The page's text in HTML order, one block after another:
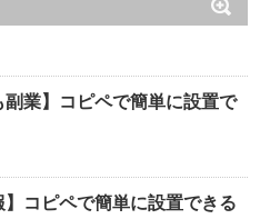
副業】コピペで簡単に設置で
】コピペで簡単に設置できる